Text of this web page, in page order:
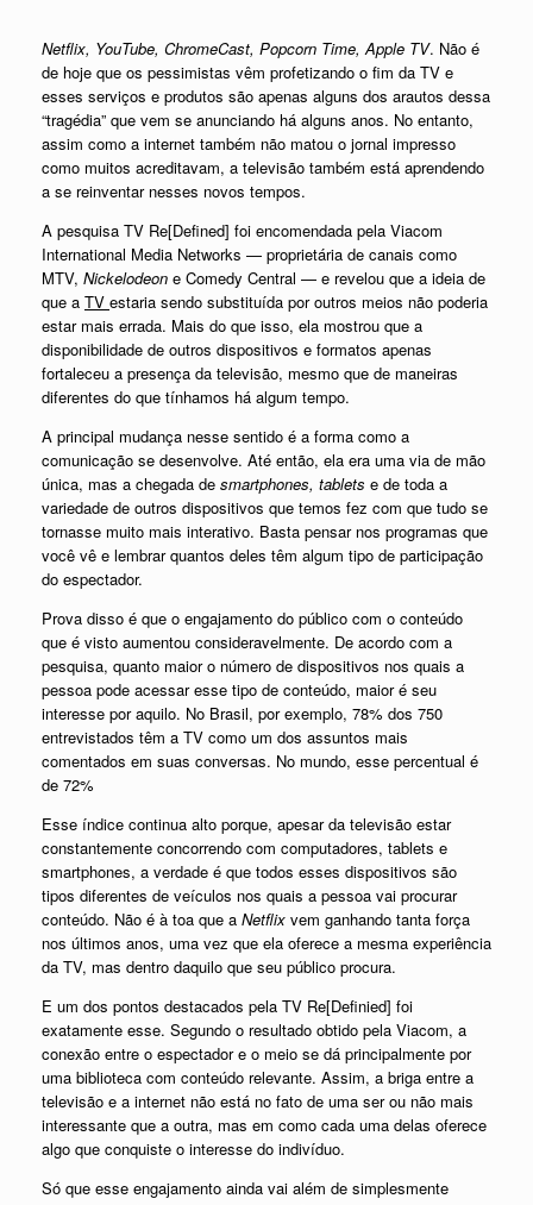
Netflix, YouTube, ChromeCast, Popcorn Time, Apple TV. Não é
de hoje que os pessimistas vêm profetizando o fim da TV e
esses serviços e produtos são apenas alguns dos arautos dessa
“tragédia” que vem se anunciando há alguns anos. No entanto,
assim como a internet também não matou o jornal impresso
como muitos acreditavam, a televisão também está aprendendo
a se reinventar nesses novos tempos.
A pesquisa TV Re[Defined] foi encomendada pela Viacom
International Media Networks — proprietária de canais como
MTV, Nickelodeon e Comedy Central — e revelou que a ideia de
que a TV estaria sendo substituída por outros meios não poderia
estar mais errada. Mais do que isso, ela mostrou que a
disponibilidade de outros dispositivos e formatos apenas
fortaleceu a presença da televisão, mesmo que de maneiras
diferentes do que tínhamos há algum tempo.
A principal mudança nesse sentido é a forma como a
comunicação se desenvolve. Até então, ela era uma via de mão
única, mas a chegada de smartphones, tablets e de toda a
variedade de outros dispositivos que temos fez com que tudo se
tornasse muito mais interativo. Basta pensar nos programas que
você vê e lembrar quantos deles têm algum tipo de participação
do espectador.
Prova disso é que o engajamento do público com o conteúdo
que é visto aumentou consideravelmente. De acordo com a
pesquisa, quanto maior o número de dispositivos nos quais a
pessoa pode acessar esse tipo de conteúdo, maior é seu
interesse por aquilo. No Brasil, por exemplo, 78% dos 750
entrevistados têm a TV como um dos assuntos mais
comentados em suas conversas. No mundo, esse percentual é
de 72%
Esse índice continua alto porque, apesar da televisão estar
constantemente concorrendo com computadores, tablets e
smartphones, a verdade é que todos esses dispositivos são
tipos diferentes de veículos nos quais a pessoa vai procurar
conteúdo. Não é à toa que a Netflix vem ganhando tanta força
nos últimos anos, uma vez que ela oferece a mesma experiência
da TV, mas dentro daquilo que seu público procura.
E um dos pontos destacados pela TV Re[Definied] foi
exatamente esse. Segundo o resultado obtido pela Viacom, a
conexão entre o espectador e o meio se dá principalmente por
uma biblioteca com conteúdo relevante. Assim, a briga entre a
televisão e a internet não está no fato de uma ser ou não mais
interessante que a outra, mas em como cada uma delas oferece
algo que conquiste o interesse do indivíduo.
Só que esse engajamento ainda vai além de simplesmente